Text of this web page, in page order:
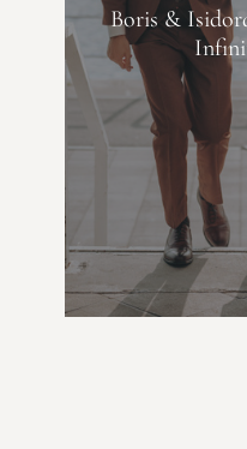
Boris &